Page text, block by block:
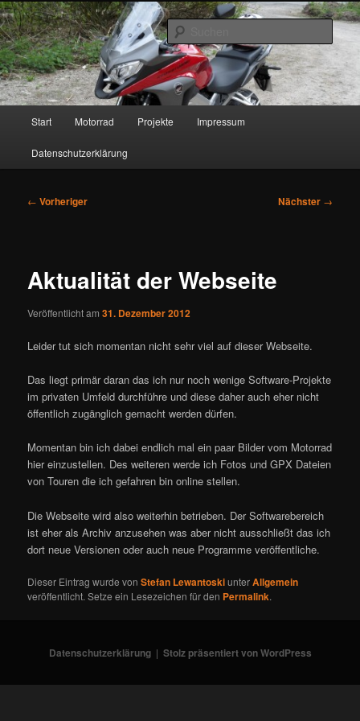
Zum
primären
Inhalt
springenwww.lewantoski.de
Start Motorrad Projekte Impressum
Datenschutzerklärung
Beitragsnavigation
← Vorheriger Nächster →
Aktualität der Webseite
Veröffentlicht am31. Dezember 2012
Leider tut sich momentan nicht sehr viel auf dieser Webseite.
Das liegt primär daran das ich nur noch wenige Software-Projekte
im privaten Umfeld durchführe und diese daher auch eher nicht
öffentlich zugänglich gemacht werden dürfen.
Momentan bin ich dabei endlich mal ein paar Bilder vom Motorrad
hier einzustellen. Des weiteren werde ich Fotos und GPX Dateien
von Touren die ich gefahren bin online stellen.
Die Webseite wird also weiterhin betrieben. Der Softwarebereich
ist eher als Archiv anzusehen was aber nicht ausschließt das ich
dort neue Versionen oder auch neue Programme veröffentliche.
Dieser Eintrag wurde vonStefan LewantoskiunterAllgemein
veröffentlicht. Setze ein Lesezeichen für den Permalink.
Datenschutzerklärung Stolz präsentiert von WordPress